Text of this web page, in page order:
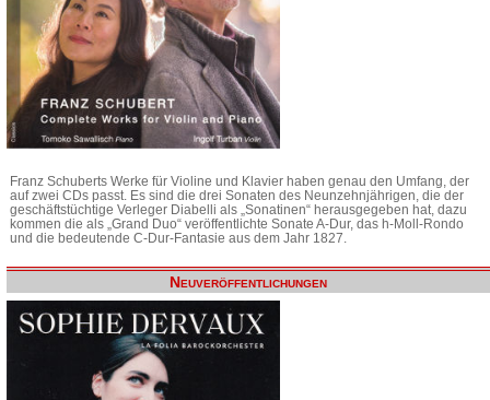
Franz Schuberts Werke für Violine und Klavier haben genau den Umfang, der
auf zwei CDs passt. Es sind die drei Sonaten des Neunzehnjährigen, die der
geschäftstüchtige Verleger Diabelli als „Sonatinen“ herausgegeben hat, dazu
kommen die als „Grand Duo“ veröffentlichte Sonate A-Dur, das h-Moll-Rondo
und die bedeutende C-Dur-Fantasie aus dem Jahr 1827.
Neuveröffentlichungen